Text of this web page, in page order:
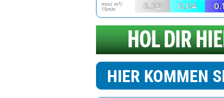
mm/ m²/
15min
0.02 0.04
HIER KOMMEN